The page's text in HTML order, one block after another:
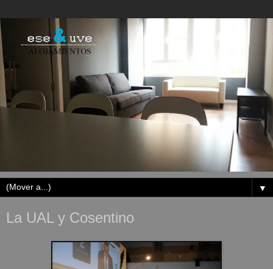
▼
La UAL y Cosentino